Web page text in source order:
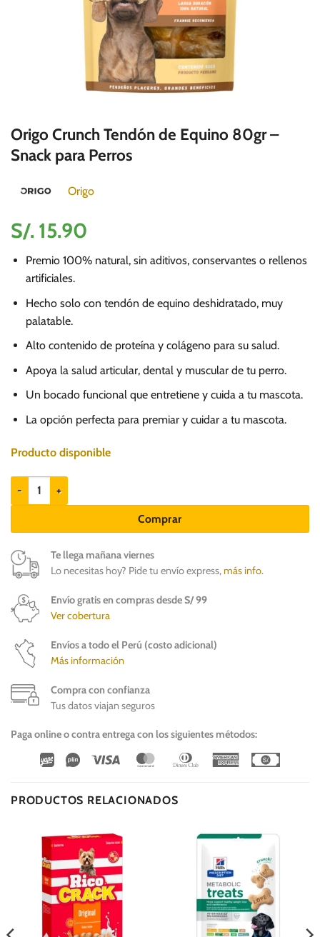
Origo Crunch Tendón de Equino 80gr –
Snack para Perros
Origo
S/. 15.90
Premio 100% natural, sin aditivos, conservantes o rellenos
artificiales.
Hecho solo con tendón de equino deshidratado, muy
palatable.
Alto contenido de proteína y colágeno para su salud.
Apoya la salud articular, dental y muscular de tu perro.
Un bocado funcional que entretiene y cuida a tu mascota.
La opción perfecta para premiar y cuidar a tu mascota.
Producto disponible
Origo Crunch Tendón de Equino 80gr - Snack para Perros cantidad
Comprar
Te llega mañana viernes
Lo necesitas hoy? Pide tu envío express,más info.
Envío gratis en compras desde S/ 99
Ver cobertura
Envíos a todo el Perú (costo adicional)
Más información
Compra con confianza
Tus datos viajan seguros
Paga online o contra entrega con los siguientes métodos:
Wirecard
Vipps Visa MasterCardDinners
American
PRODUCTOS RELACIONADOS